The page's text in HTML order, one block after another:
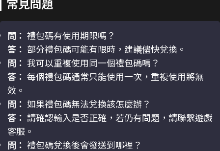
問： 禮包碼有使用期限嗎？
答： 部分禮包碼可能有限時，建議儘快兌換。
問： 我可以重複使用同一個禮包碼嗎？
答： 每個禮包碼通常只能使用一次，重複使用將無
效。
問： 如果禮包碼無法兌換該怎麼辦？
答： 請確認輸入是否正確，若仍有問題，請聯繫遊戲
客服。
問： 禮包碼兌換後會發送到哪裡？